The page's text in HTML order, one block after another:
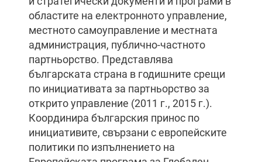
областите на електронното управление,
местното самоуправление и местната
администрация, публично-частното
партньорство. Представлява
българската страна в годишните срещи
по инициативата за партньорство за
открито управление (2011 г., 2015 г.).
Координира българския принос по
инициативите, свързани с европейските
политики по изпълнението на